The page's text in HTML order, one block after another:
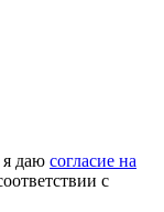
даю согласие на
с